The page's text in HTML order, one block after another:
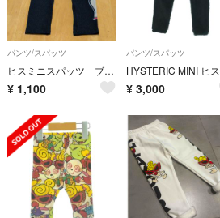
パンツ/スパッツ
ヒスミニスパッツ ブラック 110cm
¥ 1,100
パンツ/スパッツ
¥ 3,000